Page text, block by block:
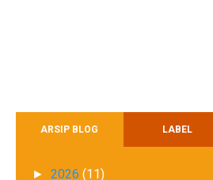
ARSIP BLOG LABEL
► 2026 (11)